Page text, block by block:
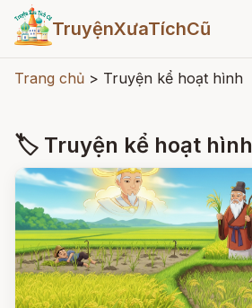
TruyệnXưaTíchCũ
Trang chủ > Truyện kể hoạt hình
🏷 Truyện kể hoạt hình